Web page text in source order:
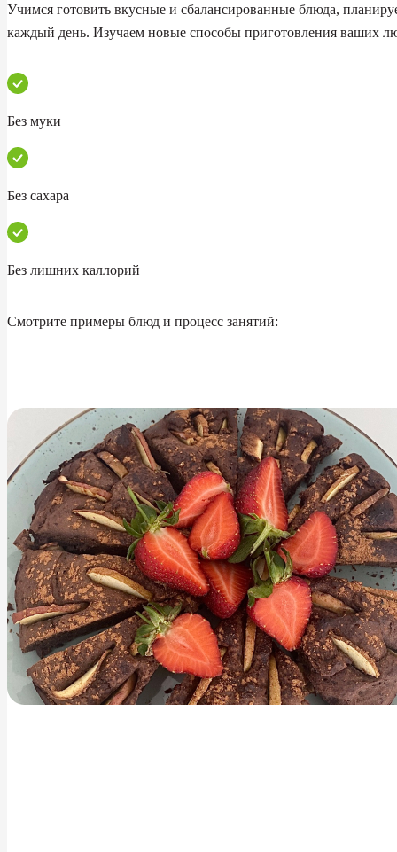
Учимся готовить вкусные и сбалансированные блюда,
каждый день. Изучаем новые способы приготовления ваших
Без муки
Без сахара
Без лишних каллорий
Смотрите примеры блюд и процесс занятий: